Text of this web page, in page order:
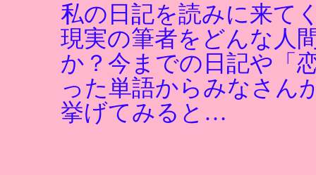
私の日記を読みに来て
現実の筆者をどんな人
か？今までの日記や「
った単語からみなさん
挙げてみると…